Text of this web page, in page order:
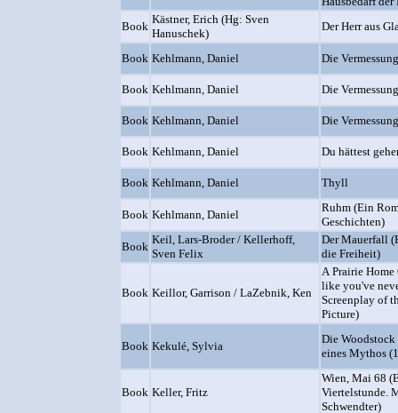
Book
Kästner, Erich (Hg: Sven
Hanuschek)
Der Herr aus
Book Kehlmann, Daniel Die
Book Kehlmann, Daniel Die
Book Kehlmann, Daniel Die
Book Kehlmann, Daniel Du hättest
Book Kehlmann, Daniel Thyll
Book Kehlmann, Daniel
Ruhm (Ein
Geschichten)
Book
Keil, Lars-Broder / Kellerhoff,
Sven Felix
Der Mauerfall
die Freiheit)
Book Keillor, Garrison / LaZebnik, Ken
A Prairie
like you've
Screenplay of
Picture)
Book Kekulé, Sylvia
Die
eines Mythos
Book Keller, Fritz
Wien, Mai 68
Viertelstunde.
Schwendter)